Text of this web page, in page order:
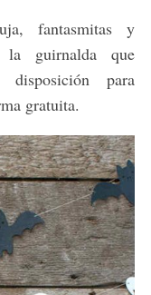
fantasmitas y
la guirnalda que
para
gratuita.